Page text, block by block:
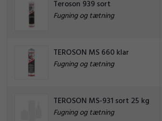
Teroson 939 sort
Fugning og tætning
TEROSON MS 660 klar
Fugning og tætning
TEROSON MS-931 sort 25 kg
Fugning og tætning